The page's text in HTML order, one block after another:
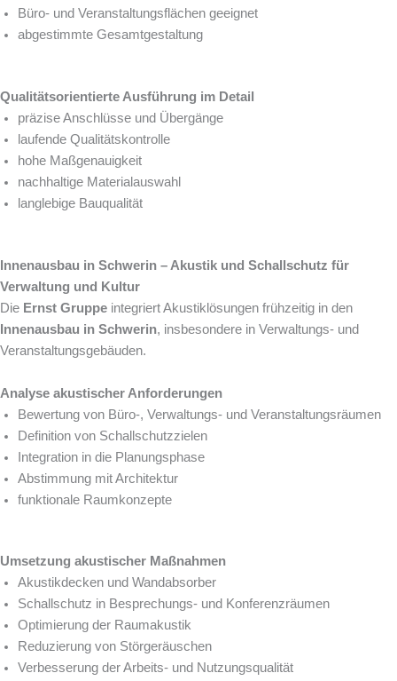
Büro- und Veranstaltungsflächen geeignet
abgestimmte Gesamtgestaltung
Qualitätsorientierte Ausführung im Detail
präzise Anschlüsse und Übergänge
laufende Qualitätskontrolle
hohe Maßgenauigkeit
nachhaltige Materialauswahl
langlebige Bauqualität
Innenausbau in Schwerin – Akustik und Schallschutz für
Verwaltung und Kultur
Die Ernst Gruppe integriert Akustiklösungen frühzeitig in den
Innenausbau in Schwerin, insbesondere in Verwaltungs- und
Veranstaltungsgebäuden.
Analyse akustischer Anforderungen
Bewertung von Büro-, Verwaltungs- und Veranstaltungsräumen
Definition von Schallschutzzielen
Integration in die Planungsphase
Abstimmung mit Architektur
funktionale Raumkonzepte
Umsetzung akustischer Maßnahmen
Akustikdecken und Wandabsorber
Schallschutz in Besprechungs- und Konferenzräumen
Optimierung der Raumakustik
Reduzierung von Störgeräuschen
Verbesserung der Arbeits- und Nutzungsqualität